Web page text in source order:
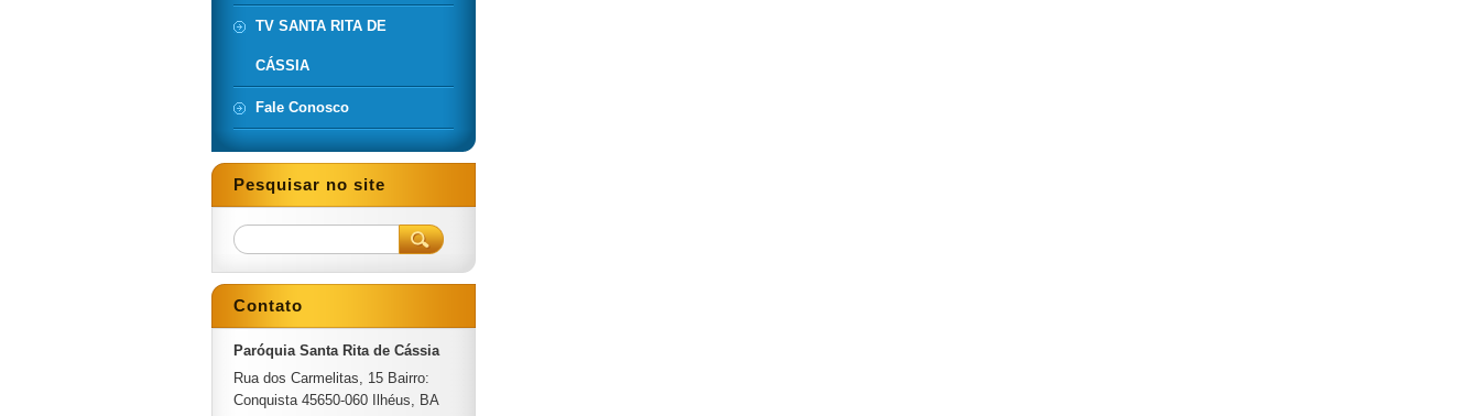
TV SANTA RITA DE
CÁSSIA
Fale Conosco
Pesquisar no site
Contato
Paróquia Santa Rita de Cássia
Rua dos Carmelitas, 15 Bairro:
Conquista 45650-060 Ilhéus, BA